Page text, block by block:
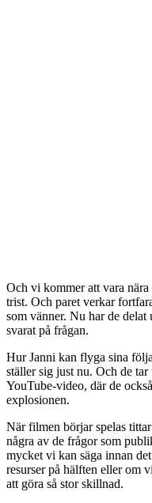
Och vi kommer att vara nära
trist. Och paret verkar
som vänner. Nu har de delat
svarat på frågan.
Hur Janni kan flyga sina
ställer sig just nu. Och de
YouTube-video, där de
explosionen.
När filmen börjar spelas
några av de frågor som
mycket vi kan säga innan
resurser på hälften eller om
att göra så stor skillnad.